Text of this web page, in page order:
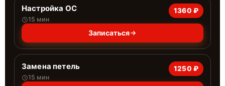
Настройка ОС
15 мин
1360 ₽
Записаться
Замена петель
15 мин
1250 ₽